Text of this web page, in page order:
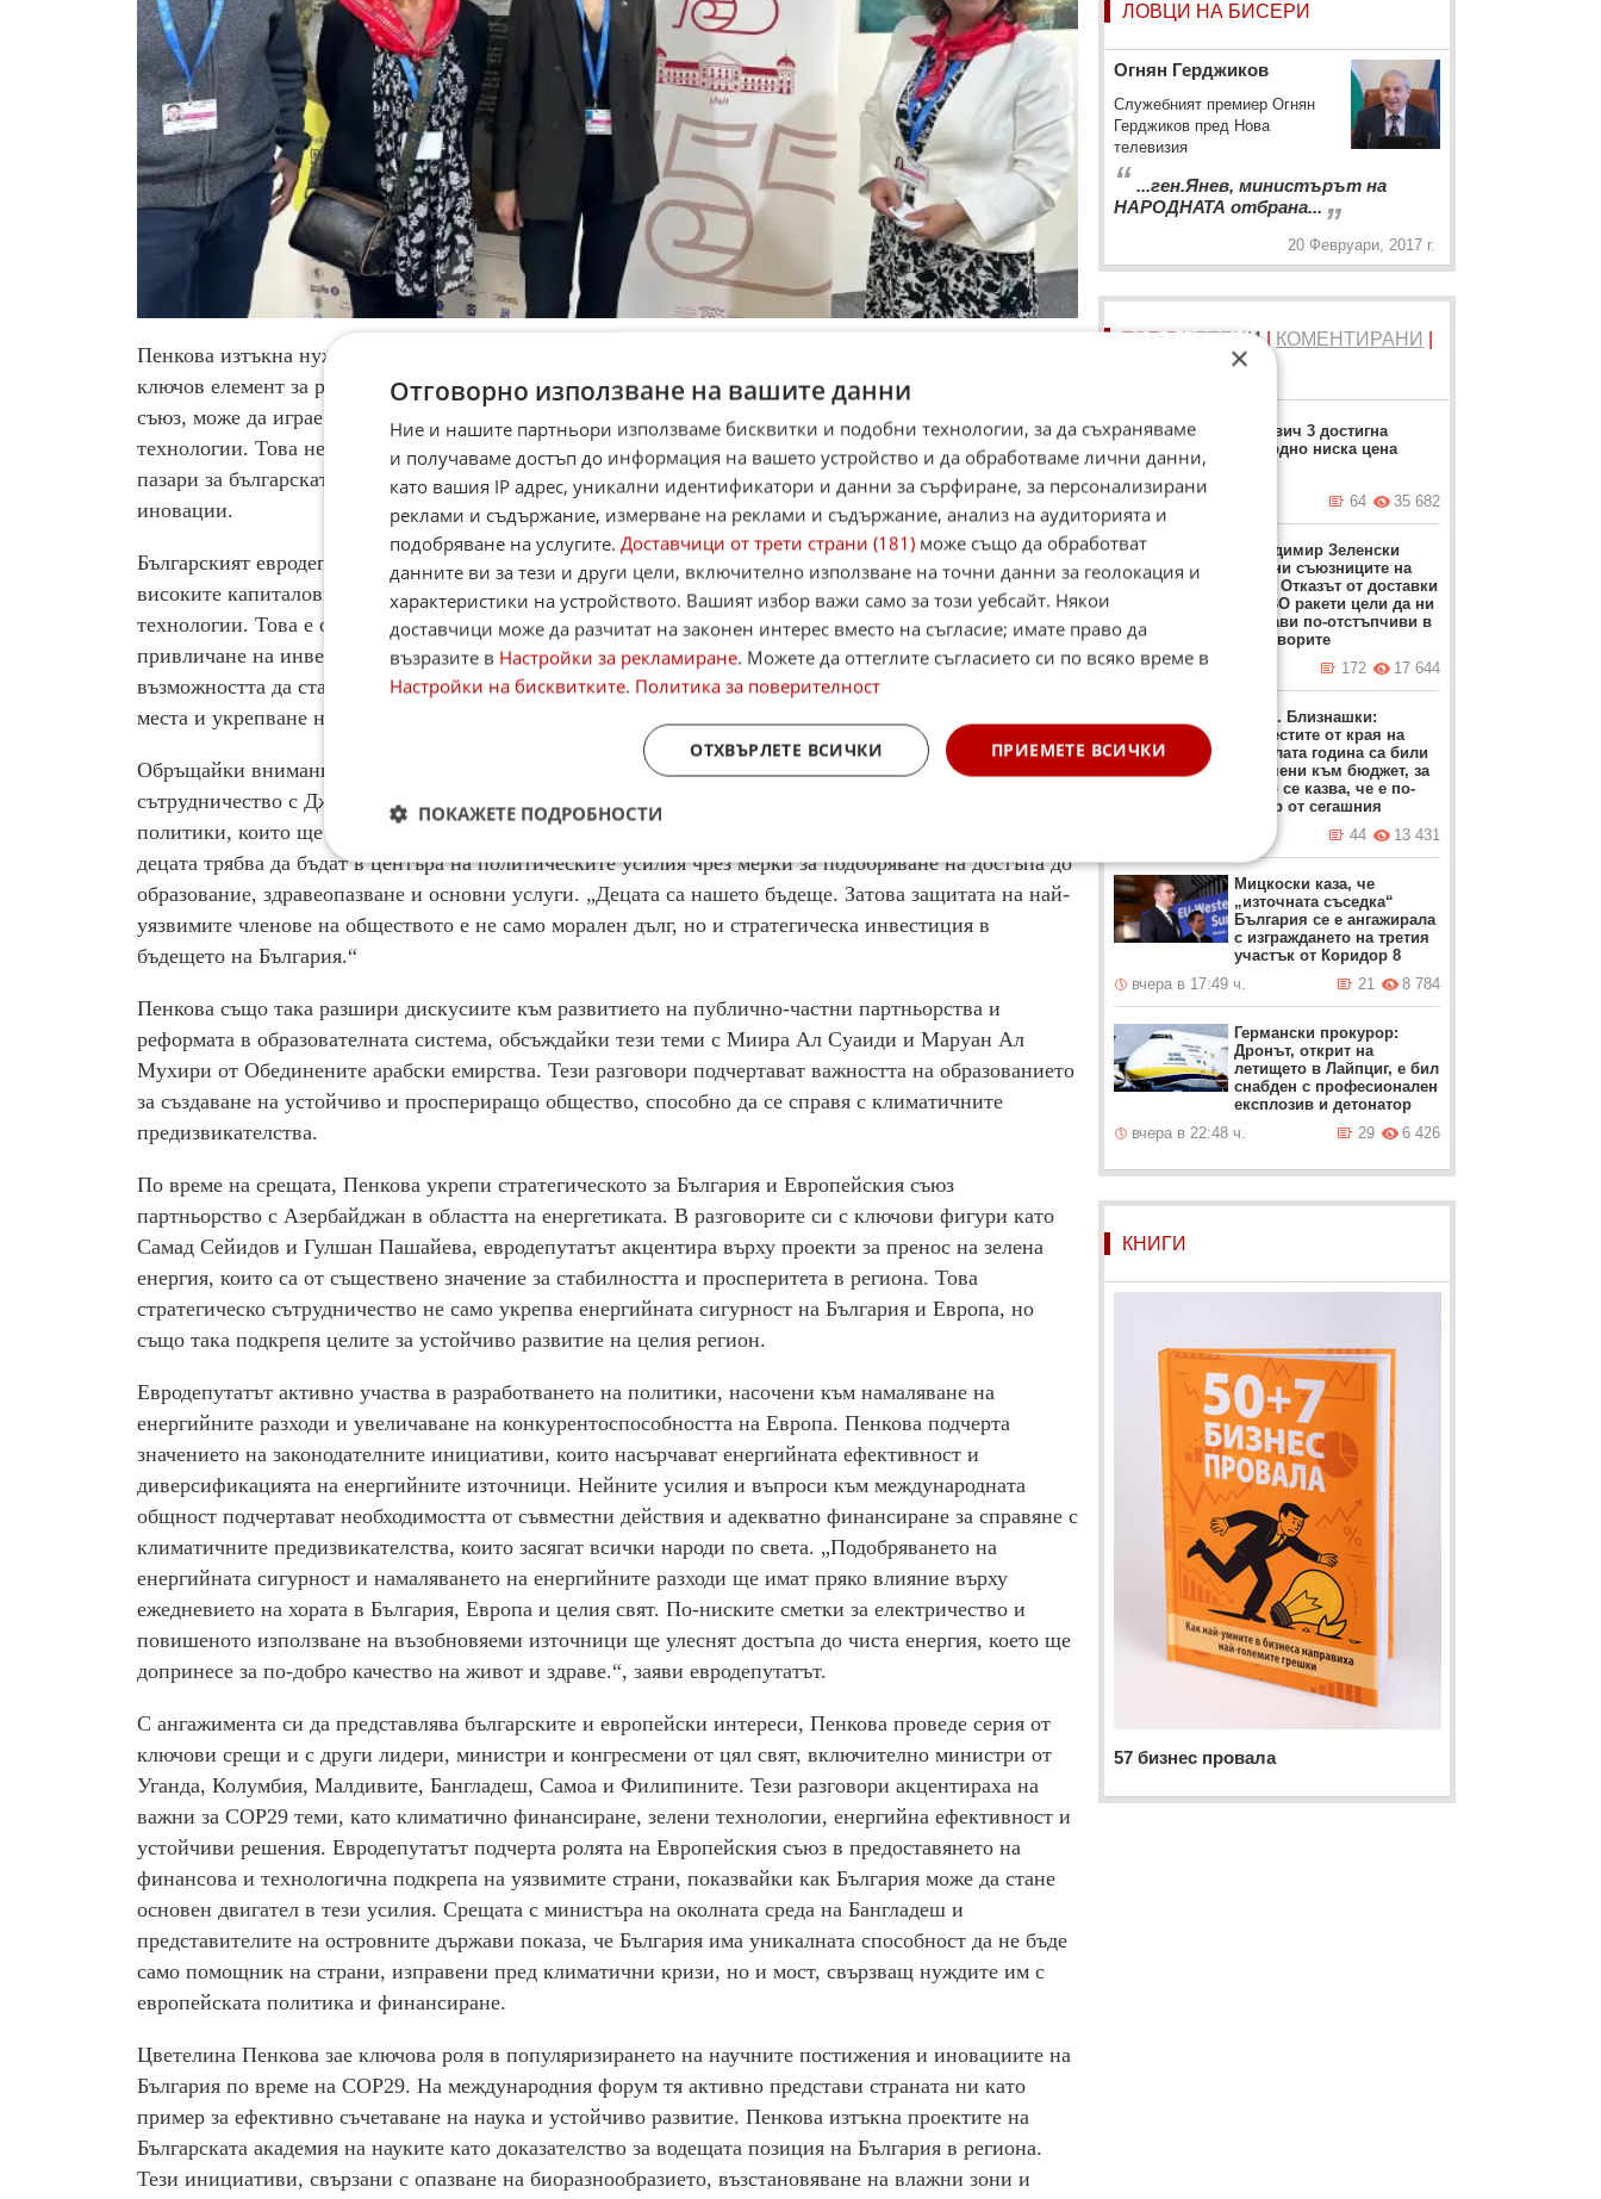
Пенкова изтъкна нуждата от адекватно финансирането на климатичните инициативи – това е
ключов елемент за реализиране на Парижкото споразумение. България, като част от Европейския
съюз, може да играе важна роля в подпомагането на развиващите се страни чрез споделяне на опит и
технологии. Това не само укрепва международното сътрудничество, но също така отваря нови
пазари за българската индустрия и научно-развойна дейност, стимулирайки икономическия растеж и
иновации.
Българският евродепутат акцентира и върху нуждата от партньорства с ЕС за компенсиране на
високите капиталови разходи в развиващите се държави, чрез фокус върху чиста индустрия и
технологии. Това е от значение за България, която може да използва тези партньорства за
привличане на инвестиции и развитие на индустриалния си потенциал. Страната ни има
възможността да стане лидер в чистите технологии, което би довело до създаване на нови работни
места и укрепване на икономиката.
Обръщайки внимание на детската политика в контекста на климатичните промени, Пенкова, в
сътрудничество с Джоан Йоланд Пеграм от UNICEF, постави акцент върху разработването на
политики, които ще защитят и подкрепят най-уязвимите групи – децата. Евродепутатът подчерта, че
децата трябва да бъдат в центъра на политическите усилия чрез мерки за подобряване на достъпа до
образование, здравеопазване и основни услуги. „Децата са нашето бъдеще. Затова защитата на най-
уязвимите членове на обществото е не само морален дълг, но и стратегическа инвестиция в
бъдещето на България.“
Пенкова също така разшири дискусиите към развитието на публично-частни партньорства и
реформата в образователната система, обсъждайки тези теми с Миира Ал Суаиди и Маруан Ал
Мухири от Обединените арабски емирства. Тези разговори подчертават важността на образованието
за създаване на устойчиво и проспериращо общество, способно да се справя с климатичните
предизвикателства.
По време на срещата, Пенкова укрепи стратегическото за България и Европейския съюз
партньорство с Азербайджан в областта на енергетиката. В разговорите си с ключови фигури като
Самад Сейидов и Гулшан Пашайева, евродепутатът акцентира върху проекти за пренос на зелена
енергия, които са от съществено значение за стабилността и просперитета в региона. Това
стратегическо сътрудничество не само укрепва енергийната сигурност на България и Европа, но
също така подкрепя целите за устойчиво развитие на целия регион.
Евродепутатът активно участва в разработването на политики, насочени към намаляване на
енергийните разходи и увеличаване на конкурентоспособността на Европа. Пенкова подчерта
значението на законодателните инициативи, които насърчават енергийната ефективност и
диверсификацията на енергийните източници. Нейните усилия и въпроси към международната
общност подчертават необходимостта от съвместни действия и адекватно финансиране за справяне с
климатичните предизвикателства, които засягат всички народи по света. „Подобряването на
енергийната сигурност и намаляването на енергийните разходи ще имат пряко влияние върху
ежедневието на хората в България, Европа и целия свят. По-ниските сметки за електричество и
повишеното използване на възобновяеми източници ще улеснят достъпа до чиста енергия, което ще
допринесе за по-добро качество на живот и здраве.“, заяви евродепутатът.
С ангажимента си да представлява българските и европейски интереси, Пенкова проведе серия от
ключови срещи и с други лидери, министри и конгресмени от цял свят, включително министри от
Уганда, Колумбия, Малдивите, Бангладеш, Самоа и Филипините. Тези разговори акцентираха на
важни за COP29 теми, като климатично финансиране, зелени технологии, енергийна ефективност и
устойчиви решения. Евродепутатът подчерта ролята на Европейския съюз в предоставянето на
финансова и технологична подкрепа на уязвимите страни, показвайки как България може да стане
основен двигател в тези усилия. Срещата с министъра на околната среда на Бангладеш и
представителите на островните държави показа, че България има уникалната способност да не бъде
само помощник на страни, изправени пред климатични кризи, но и мост, свързващ нуждите им с
европейската политика и финансиране.
Цветелина Пенкова зае ключова роля в популяризирането на научните постижения и иновациите на
България по време на COP29. На международния форум тя активно представи страната ни като
пример за ефективно съчетаване на наука и устойчиво развитие. Пенкова изтъкна проектите на
Българската академия на науките като доказателство за водещата позиция на България в региона.
Тези инициативи, свързани с опазване на биоразнообразието, възстановяване на влажни зони и
ЛОВЦИ НА БИСЕРИ
Огнян Герджиков
Служебният премиер Огнян
Герджиков пред Нова
телевизия
“ ...ген.Янев, министърът на
НАРОДНАТА отбрана... „
20 Февруари, 2017 г.
ТОП 5 ЧЕТЕНИ| КОМЕНТИРАНИ
Москвич 3 достигна
рекордно ниска цена
вчера в 17:23 ч. 35 682
64
Володимир Зеленски
обвини съюзниците на
Киев: Отказът от доставки
на ПВО ракети цели да ни
направи по-отстъпчиви в
преговорите
вчера в 12:37 ч.
17 644
172
Проф. Близнашки:
Протестите от края на
миналата година са били
насочени към бюджет, за
който се казва, че е по-
добър от сегашния
13 431
44
Мицкоски каза, че
„източната съседка“
България се е ангажирала
с изграждането на третия
участък от Коридор 8
вчера в 17:49 ч.
8 784
21
Германски прокурор:
Дронът, открит на
летището в Лайпциг, е бил
снабден с професионален
експлозив и детонатор
вчера в 22:48 ч.
6 426
29
КНИГИ
57 бизнес провала
×
Отговорно използване на вашите данни
Ние и нашите партньори използваме бисквитки и подобни технологии, за да съхраняваме
и получаваме достъп до информация на вашето устройство и да обработваме лични данни,
като вашия IP адрес, уникални идентификатори и данни за сърфиране, за персонализирани
реклами и съдържание, измерване на реклами и съдържание, анализ на аудиторията и
подобряване на услугите. Доставчици от трети страни (181) може също да обработват
данните ви за тези и други цели, включително използване на точни данни за геолокация и
характеристики на устройството. Вашият избор важи само за този уебсайт. Някои
доставчици може да разчитат на законен интерес вместо на съгласие; имате право да
възразите в Настройки за рекламиране. Можете да оттеглите съгласието си по всяко време в
Настройки на бисквитките. Политика за поверителност
ПРИЕМЕТЕ ВСИЧКИ
ОТХВЪРЛЕТЕ ВСИЧКИ
ПОКАЖЕТЕ ПОДРОБНОСТИ